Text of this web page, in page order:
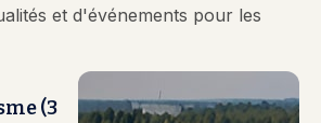
et d'événements pour les
(3